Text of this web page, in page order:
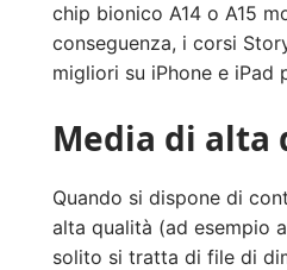
chip bionico A14 o A15
conseguenza, i corsi
migliori su iPhone e iPad
Media di alta
Quando si dispone di
alta qualità (ad esempio
solito si tratta di file di